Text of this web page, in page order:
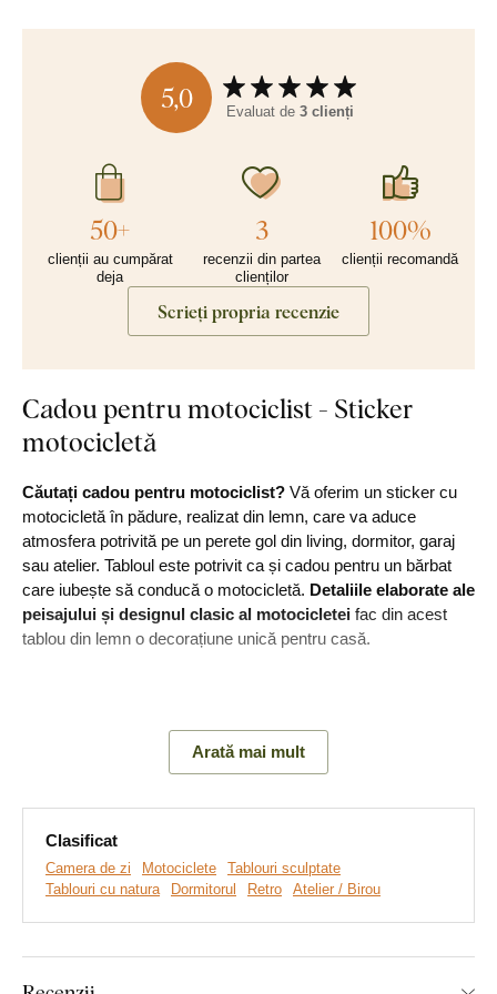
5,0 Evaluat de 3 clienți
50+
clienții au cumpărat
deja
3
recenzii din partea
clienților
100%
clienții recomandă
Scrieți propria recenzie
Cadou pentru motociclist - Sticker
motocicletă
Căutați cadou pentru motociclist? Vă oferim un sticker cu
motocicletă în pădure, realizat din lemn, care va aduce
atmosfera potrivită pe un perete gol din living, dormitor, garaj
sau atelier. Tabloul este potrivit ca și cadou pentru un bărbat
care iubește să conducă o motocicletă. Detaliile elaborate ale
peisajului și designul clasic al motocicletei fac din acest
tablou din lemn o decorațiune unică pentru casă.
Principalele avantaje ale produsului:
Design elaborat al decorațiuni
Cadou original pentru un motociclist
Material din lemn cu grosimea de 3 mm
Arată mai mult
Clasificat
Camera de zi Motociclete
Tablouri sculptate
Tablouri cu natura
Dormitorul Retro Atelier / Birou